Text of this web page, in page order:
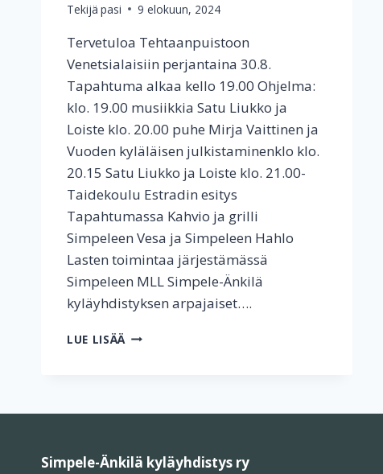
Tekijä pasi 9 elokuun, 2024
Tervetuloa Tehtaanpuistoon
Venetsialaisiin perjantaina 30.8.
Tapahtuma alkaa kello 19.00 Ohjelma: ​
klo. 19.00 ​musiikkia Satu Liukko ja
Loiste ​​​​klo. 20.00 ​puhe Mirja Vaittinen ja
Vuoden kyläläisen julkistaminen​​​klo klo.
20.15​ Satu Liukko ja Loiste​​​​​ klo. 21.00- ​
Taidekoulu Estradin esitys​​​​
Tapahtumassa Kahvio ja grilli ​​
Simpeleen Vesa ja Simpeleen Hahlo​​​​
Lasten toiminta​a järjestämässä
Simpeleen MLL​​​​ Simpele-Änkilä
kyläyhdistyksen arpajaiset​​​….
LUE LISÄÄ SIMPELEEN
Simpele-Änkilä kyläyhdistys ry